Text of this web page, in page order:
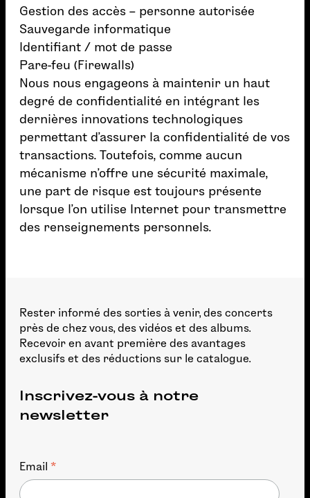
Gestion des accès – personne autorisée
Sauvegarde informatique
Identifiant / mot de passe
Pare-feu (Firewalls)
Nous nous engageons à maintenir un haut
degré de confidentialité en intégrant les
dernières innovations technologiques
permettant d’assurer la confidentialité de vos
transactions. Toutefois, comme aucun
mécanisme n’offre une sécurité maximale,
une part de risque est toujours présente
lorsque l’on utilise Internet pour transmettre
des renseignements personnels.
Rester informé des sorties à venir, des concerts
près de chez vous, des vidéos et des albums.
Recevoir en avant première des avantages
exclusifs et des réductions sur le catalogue.
Inscrivez-vous à notre
newsletter
Email *